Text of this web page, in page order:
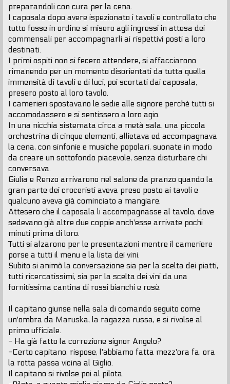
preparandoli con cura per la cena.
I caposala dopo avere ispezionato i tavoli e controllato che
tutto fosse in ordine si misero agli ingressi in attesa dei
commensali per accompagnarli ai rispettivi posti a loro
destinati.
I primi ospiti non si fecero attendere, si affacciarono
rimanendo per un momento disorientati da tutta quella
immensità di tavoli e di luci, poi scortati dai caposala,
presero posto al loro tavolo.
I camerieri spostavano le sedie alle signore perchè tutti si
accomodassero e si sentissero a loro agio.
In una nicchia sistemata circa a metà sala, una piccola
orchestrina di cinque elementi, allietava ed accompagnava
la cena, con sinfonie e musiche popolari, suonate in modo
da creare un sottofondo piacevole, senza disturbare chi
conversava.
Giulia e Renzo arrivarono nel salone da pranzo quando la
gran parte dei croceristi aveva preso posto ai tavoli e
qualcuno aveva già cominciato a mangiare.
Attesero che il caposala li accompagnasse al tavolo, dove
sedevano già altre due coppie anch'esse arrivate pochi
minuti prima di loro.
Tutti si alzarono per le presentazioni mentre il cameriere
porse a tutti il menu e la lista dei vini.
Subito si animò la conversazione sia per la scelta dei piatti,
tutti ricercatissimi, sia per la scelta dei vini da una
fornitissima cantina di rossi bianchi e rosè.
Il capitano giunse nella sala di comando seguito come
un'ombra da Maruska, la ragazza russa, e si rivolse al
primo ufficiale.
- Ha già fatto la correzione signor Angelo?
-Certo capitano, rispose, l'abbiamo fatta mezz'ora fa, ora
la rotta passa vicina al Giglio.
Il capitano si rivolse poi al pilota.